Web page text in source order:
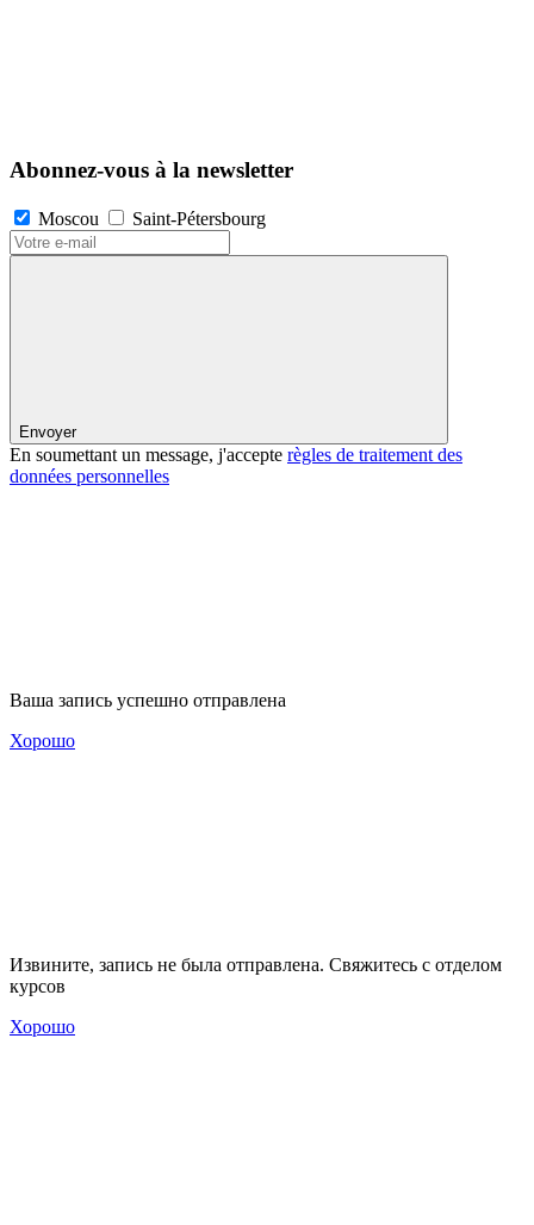
Abonnez-vous à la newsletter
Moscou Saint-Pétersbourg
Envoyer
En soumettant un message, j'accepte règles de traitement des
données personnelles
Ваша запись успешно отправлена
Хорошо
Извините, запись не была отправлена. Свяжитесь с отделом
курсов
Хорошо